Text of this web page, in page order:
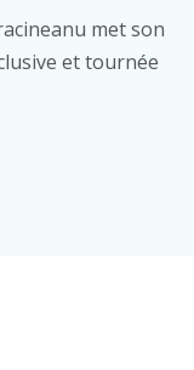
met son
et tournée